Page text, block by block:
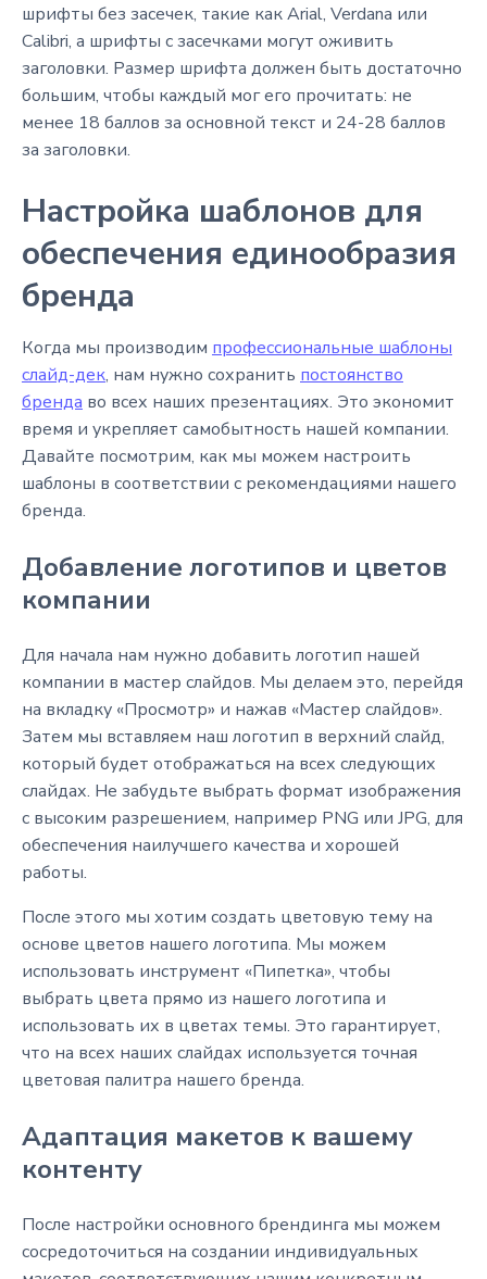
шрифты без засечек, такие как Arial, Verdana или
Calibri, а шрифты с засечками могут оживить
заголовки. Размер шрифта должен быть достаточно
большим, чтобы каждый мог его прочитать: не
менее 18 баллов за основной текст и 24-28 баллов
за заголовки.
Настройка шаблонов для
обеспечения единообразия
бренда
Когда мы производим профессиональные шаблоны
слайд-дек, нам нужно сохранить постоянство
бренда во всех наших презентациях. Это экономит
время и укрепляет самобытность нашей компании.
Давайте посмотрим, как мы можем настроить
шаблоны в соответствии с рекомендациями нашего
бренда.
Добавление логотипов и цветов
компании
Для начала нам нужно добавить логотип нашей
компании в мастер слайдов. Мы делаем это, перейдя
на вкладку «Просмотр» и нажав «Мастер слайдов».
Затем мы вставляем наш логотип в верхний слайд,
который будет отображаться на всех следующих
слайдах. Не забудьте выбрать формат изображения
с высоким разрешением, например PNG или JPG, для
обеспечения наилучшего качества и хорошей
работы.
После этого мы хотим создать цветовую тему на
основе цветов нашего логотипа. Мы можем
использовать инструмент «Пипетка», чтобы
выбрать цвета прямо из нашего логотипа и
использовать их в цветах темы. Это гарантирует,
что на всех наших слайдах используется точная
цветовая палитра нашего бренда.
Адаптация макетов к вашему
контенту
После настройки основного брендинга мы можем
сосредоточиться на создании индивидуальных